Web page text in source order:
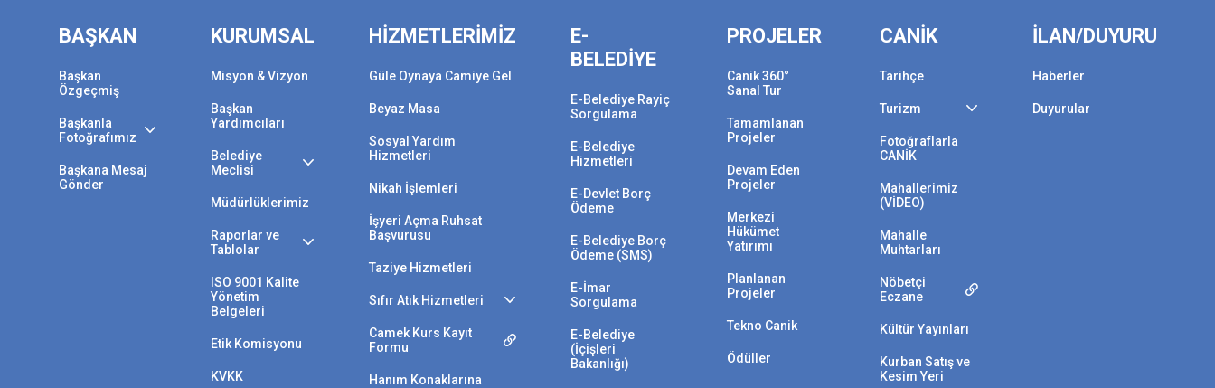
BAŞKAN
Başkan
Özgeçmiş
Başkanla
Fotoğrafımız
Başkana Mesaj
Gönder
KURUMSAL
Misyon & Vizyon
Başkan
Yardımcıları
Belediye
Meclisi
Müdürlüklerimiz
Raporlar ve
Tablolar
ISO 9001 Kalite
Yönetim
Belgeleri
Etik Komisyonu
KVKK
HİZMETLERİMİZ
Güle Oynaya Camiye Gel
Beyaz Masa
Sosyal Yardım
Hizmetleri
Nikah İşlemleri
İşyeri Açma Ruhsat
Başvurusu
Taziye Hizmetleri
Sıfır Atık Hizmetleri
Camek Kurs Kayıt
Formu
Hanım Konaklarına
E-
BELEDİYE
E-Belediye Rayiç
Sorgulama
E-Belediye
Hizmetleri
E-Devlet Borç
Ödeme
E-Belediye Borç
Ödeme (SMS)
E-İmar
Sorgulama
E-Belediye
(İçişleri
Bakanlığı)
PROJELER
Canik 360°
Sanal Tur
Tamamlanan
Projeler
Devam Eden
Projeler
Merkezi
Hükümet
Yatırımı
Planlanan
Projeler
Tekno Canik
Ödüller
CANİK
Tarihçe
Turizm
Fotoğraflarla
CANİK
Mahallerimiz
(VİDEO)
Mahalle
Muhtarları
Nöbetçi
Eczane
Kültür Yayınları
Kurban Satış ve
Kesim Yeri
İLAN/DUYURU
Haberler
Duyurular